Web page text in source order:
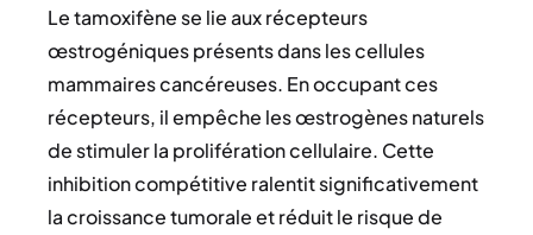
Le tamoxifène se lie aux récepteurs
œstrogéniques présents dans les cellules
mammaires cancéreuses. En occupant ces
récepteurs, il empêche les œstrogènes naturels
de stimuler la prolifération cellulaire. Cette
inhibition compétitive ralentit significativement
la croissance tumorale et réduit le risque de